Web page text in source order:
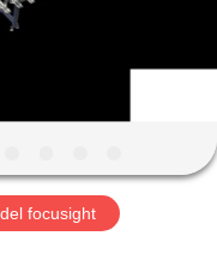
focusight